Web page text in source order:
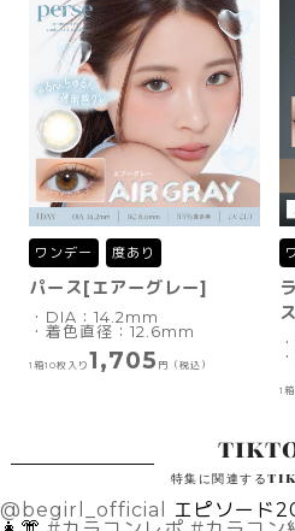
ワンデー 度あり
パース[エアーグレー]
・DIA：14.2mm
・着色直径：12.6mm
1箱10枚入り 1,705 円（税込）
1
特集に関連する
@begirl_official
エピソード